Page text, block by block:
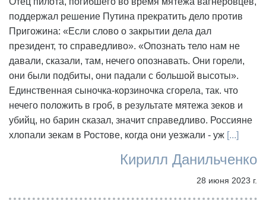
поддержал решение Путина прекратить дело против
Пригожина: «Если слово о закрытии дела дал
президент, то справедливо». «Опознать тело нам не
давали, сказали, там, нечего опознавать. Они горели,
они были подбиты, они падали с большой высоты».
Единственная сыночка-корзиночка сгорела, так. что
нечего положить в гроб, в результате мятежа зеков и
убийц, но барин сказал, значит справедливо. Россияне
хлопали зекам в Ростове, когда они уезжали - уж [...]
Кирилл Данильченко
28 июня 2023 г.